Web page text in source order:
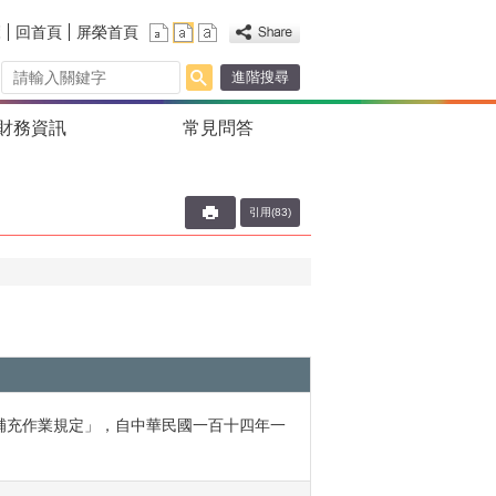
回首頁 屏榮首頁
進階搜尋
務資訊 常見問答
引用(83)
作業規定」，自中華民國一百十四年一